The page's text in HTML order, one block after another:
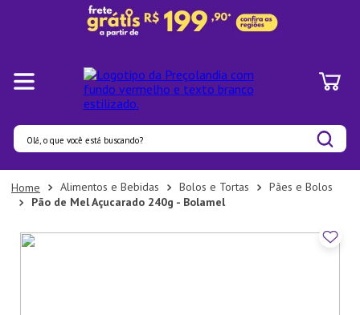
Olá, o que você está buscando?
Alimentos e Bebidas Bolos e Tortas
Pães e Bolos
Pão de Mel Açucarado 240g - Bolamel
Termos mais buscados
1º
Panelas
2º
Pratos